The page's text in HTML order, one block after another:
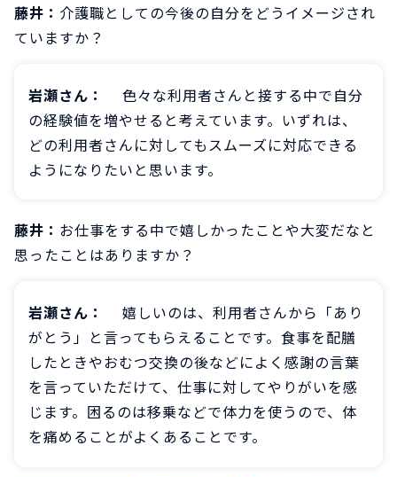
藤井： 介護職としての今後の自分をどうイメージされ
ていますか？
岩瀬さん：
色々な利用者さんと接する中で自分
の経験値を増やせると考えています。いずれは、
どの利用者さんに対してもスムーズに対応できる
ようになりたいと思います。
藤井： お仕事をする中で嬉しかったことや大変だなと
思ったことはありますか？
岩瀬さん：
嬉しいのは、利用者さんから「あり
がとう」と言ってもらえることです。食事を配膳
したときやおむつ交換の後などによく感謝の言葉
を言っていただけて、仕事に対してやりがいを感
じます。困るのは移乗などで体力を使うので、体
を痛めることがよくあることです。